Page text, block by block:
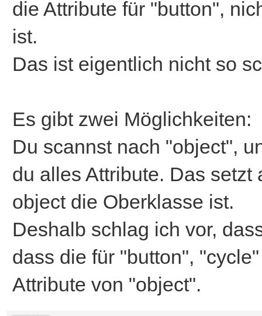
die Attribute für "button",
ist.
Das ist eigentlich nicht so
Es gibt zwei Möglichkeiten:
Du scannst nach "object",
du alles Attribute. Das
object die Oberklasse ist.
Deshalb schlag ich vor,
dass die für "button",
Attribute von "object".